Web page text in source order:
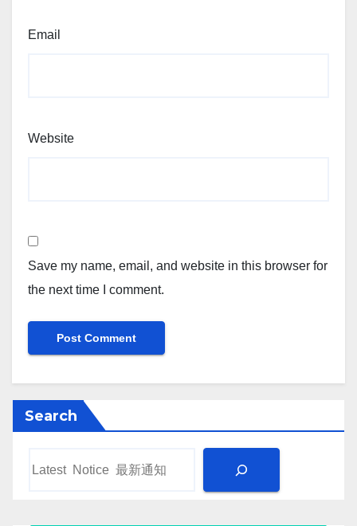
Email
Website
Save my name, email, and website in this browser for
the next time I comment.
Search